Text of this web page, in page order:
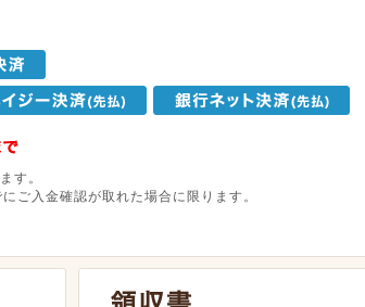
す。
ご入金確認が取れた場合に限ります。